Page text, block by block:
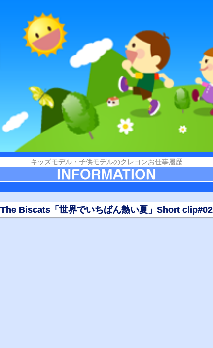
キッズモデル・子供モデルのクレヨンお仕事履歴
The Biscats「世界でいちばん熱い夏」Short clip#02